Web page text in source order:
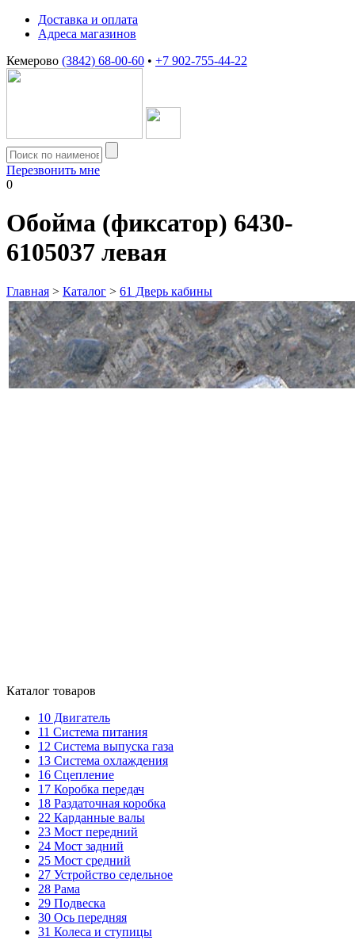
Доставка и оплата
Адреса магазинов
Кемерово (3842) 68-00-60 • +7 902-755-44-22
Перезвонить мне
0
Обойма (фиксатор) 6430-
6105037 левая
Главная > Каталог > 61 Дверь кабины
Каталог товаров
10 Двигатель
11 Система питания
12 Система выпуска газа
13 Система охлаждения
16 Сцепление
17 Коробка передач
18 Раздаточная коробка
22 Карданные валы
23 Мост передний
24 Мост задний
25 Мост средний
27 Устройство седельное
28 Рама
29 Подвеска
30 Ось передняя
31 Колеса и ступицы